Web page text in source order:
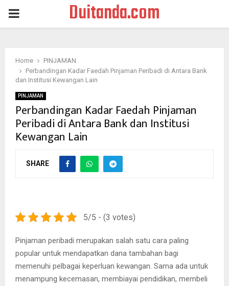
PRIMARY
Duitanda.com
Home
PINJAMAN
Perbandingan Kadar Faedah Pinjaman Peribadi di Antara Bank
dan Institusi Kewangan Lain
PINJAMAN
Perbandingan Kadar Faedah Pinjaman
Peribadi di Antara Bank dan Institusi
Kewangan Lain
SHARE
5/5 - (3 votes)
Pinjaman peribadi merupakan salah satu cara paling
popular untuk mendapatkan dana tambahan bagi
memenuhi pelbagai keperluan kewangan. Sama ada untuk
menampung kecemasan, membiayai pendidikan, membeli